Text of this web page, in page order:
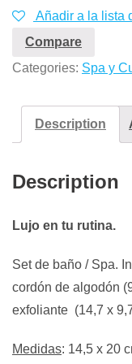
Añadir a la lista
Compare
Categories: Spa y
Description
Description
Lujo en tu rutina.
Set de baño / Spa.
cordón de algodón
exfoliante (14,7 x
Medidas: 14,5 x 20